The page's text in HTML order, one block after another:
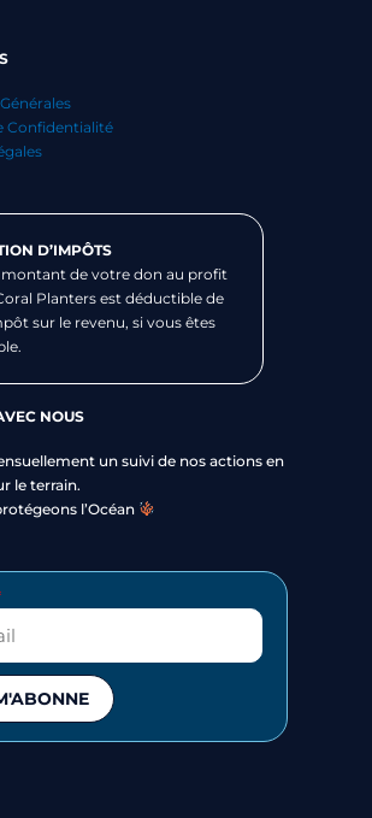
Confidentialité
D’IMPÔTS
montant de votre don au profit
Planters est déductible de
sur le revenu, si vous êtes
NOUS
un suivi de nos actions en
le terrain.
l’Océan